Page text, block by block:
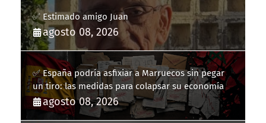
✅ Estimado amigo Juan
agosto 08, 2026
✅ España podría asfixiar a Marruecos sin pegar
un tiro: las medidas para colapsar su economía
agosto 08, 2026